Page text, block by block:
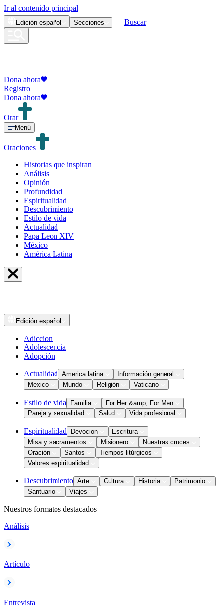
Ir al contenido principal
Edición español Secciones Buscar
Dona ahora
Registro
Dona ahora
Orar
Menú
Oraciones
Historias que inspiran
Análisis
Opinión
Profundidad
Espiritualidad
Descubrimiento
Estilo de vida
Actualidad
Papa Leon XIV
México
América Latina
Edición español
Adiccion
Adolescencia
Adopción
Actualidad America latina
Información general
Mexico
Mundo Religión Vaticano
Estilo de vida Familia
For Her &amp; For Men
Pareja y sexualidad
Salud Vida profesional
Espiritualidad Devocion
Escritura
Misa y sacramentos
Misionero
Nuestras cruces
Oración
Santos
Tiempos litúrgicos
Valores espiritualidad
Descubrimiento Arte Cultura Historia
Patrimonio
Santuario
Viajes
Nuestros formatos destacados
Análisis
Artículo
Entrevista